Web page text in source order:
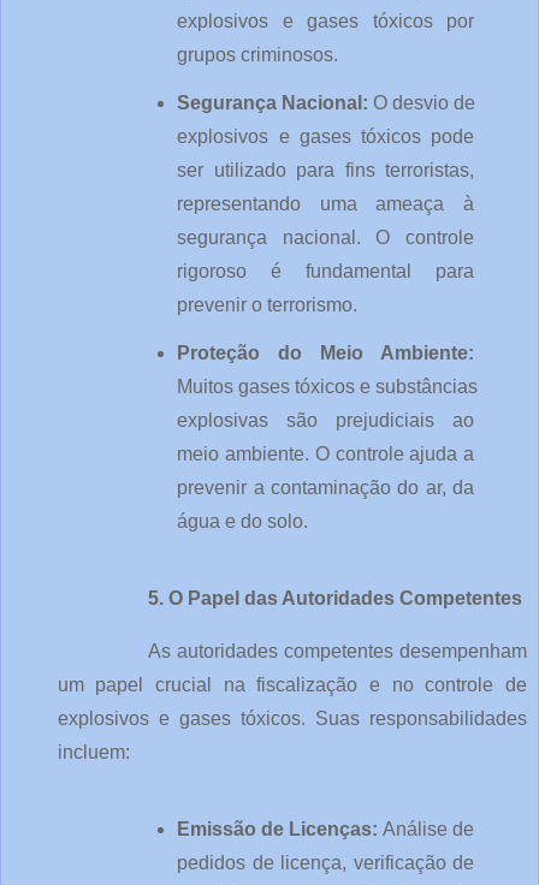
explosivos e gases tóxicos por
grupos criminosos.
Segurança Nacional: O desvio de
explosivos e gases tóxicos pode
ser utilizado para fins terroristas,
representando uma ameaça à
segurança nacional. O controle
rigoroso é fundamental para
prevenir o terrorismo.
Muitos gases tóxicos e substâncias
explosivas são prejudiciais ao
meio ambiente. O controle ajuda a
prevenir a contaminação do ar, da
água e do solo.
5. O Papel das Autoridades Competentes
As autoridades competentes desempenham
um papel crucial na fiscalização e no controle de
explosivos e gases tóxicos. Suas responsabilidades
incluem:
Emissão de Licenças: Análise de
pedidos de licença, verificação de